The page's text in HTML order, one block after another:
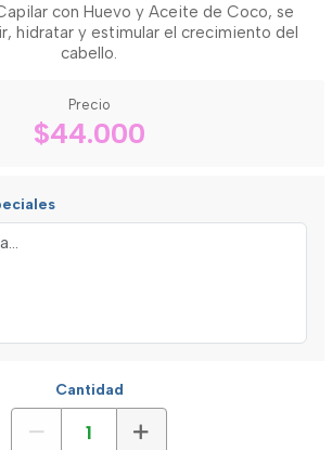
con Huevo y Aceite de Coco, se
hidratar y estimular el crecimiento del
cabello.
Precio
$44.000
Cantidad